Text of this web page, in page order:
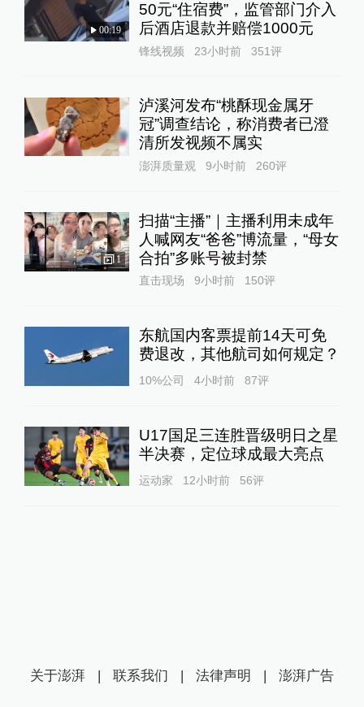
00:19
50元“住宿费”，监管部门介入
后酒店退款并赔偿1000元
锋线视频 23小时前 351评
泸溪河发布“桃酥现金属牙
冠”调查结论，称消费者已澄
清所发视频不属实
澎湃质量观 9小时前 260评
1
扫描“主播”｜主播利用未成年
人喊网友“爸爸”博流量，“母女
合拍”多账号被封禁
直击现场 9小时前 150评
东航国内客票提前14天可免
费退改，其他航司如何规定？
10%公司 4小时前 87评
U17国足三连胜晋级明日之星
半决赛，定位球成最大亮点
运动家 12小时前 56评
关于澎湃 | 联系我们 | 法律声明 | 澎湃广告